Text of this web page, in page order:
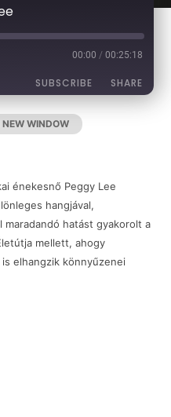
00:00 / 00:25:18
SUBSCRIBE SHARE
WINDOW
énekesnő Peggy Lee
hangjával,
hatást gyakorolt a
mellett, ahogy
elhangzik könnyűzenei